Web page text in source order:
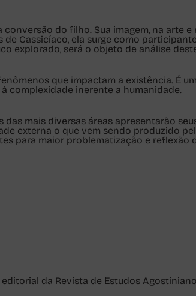
do filho. Sua imagem, na arte e
Cassicíaco, ela surge como
explorado, será o objeto de análise
que impactam a existência. É
complexidade inerente a humanidade.
mais diversas áreas apresentarão
externa o que vem sendo produzido
para maior problematização e reflexão
da Revista de Estudos